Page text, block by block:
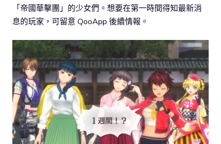
「帝國華擊團」的少女們。想要在第一時間得知最新消
息的玩家，可留意 QooApp 後續情報。